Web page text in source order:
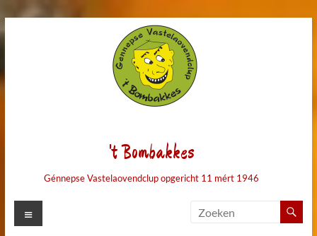
naar
't Bombakkes
Génnepse Vastelaovendclup opgericht 11 mért 1946
Menu